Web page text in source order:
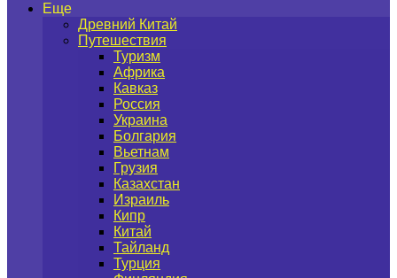
Еще
Древний Китай
Путешествия
Туризм
Африка
Кавказ
Россия
Украина
Болгария
Вьетнам
Грузия
Казахстан
Израиль
Кипр
Китай
Тайланд
Турция